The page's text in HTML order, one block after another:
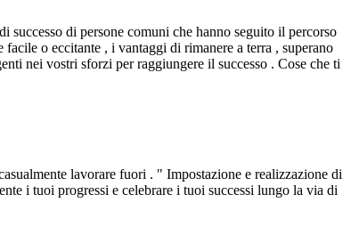
di persone comuni che hanno seguito il percorso
o eccitante , i vantaggi di rimanere a terra , superano
nei vostri sforzi per raggiungere il successo . Cose che ti
lavorare fuori . " Impostazione e realizzazione di
i tuoi progressi e celebrare i tuoi successi lungo la via di